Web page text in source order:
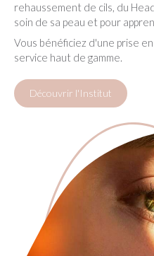
rehaussement de cils, du
soin de sa peau et pour
Vous bénéficiez d'une prise
service haut de gamme.
Découvrir l'Institut